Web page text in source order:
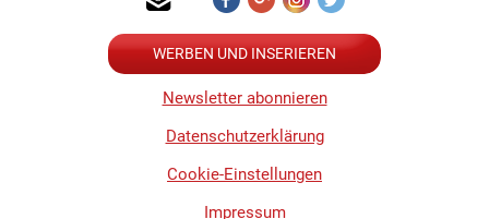
WERBEN UND INSERIEREN
Newsletter abonnieren
Datenschutzerklärung
Cookie-Einstellungen
Impressum